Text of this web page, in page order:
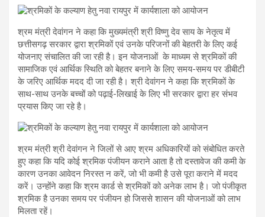
श्रम मंत्री देवांगन ने कहा कि मुख्यमंत्री श्री विष्णु देव साय के नेतृत्व में
छत्तीसगढ़ सरकार द्वारा श्रमिकों एवं उनके परिजनों की बेहतरी के लिए कई
योजनाए संचालित की जा रही है। इन योजनाओं के माध्यम से श्रमिकों की
सामाजिक एवं आर्थिक स्थिति को बेहतर बनाने के लिए समय-समय पर डीबीटी
के जरिए आर्थिक मदद दी जा रही है। श्री देवांगन ने कहा कि श्रमिकों के
साथ-साथ उनके बच्चों को पढ़ाई-लिखाई के लिए भी सरकार द्वारा हर संभव
प्रयास किए जा रहे है।
श्रम मंत्री श्री देवांगन ने जिलों से आए श्रम अधिकारियों को संबोधित करते
हुए कहा कि यदि कोई श्रमिक पंजीयन कराने आता है तो दस्तावेज की कमी के
कारण उनका आवेदन निरस्त न करें, जो भी कमी है उसे पूरा कराने में मदद
करें। उन्होंने कहा कि श्रम कार्ड से श्रमिकों को अनेक लाभ है। जो पंजीकृत
श्रमिक है उनका समय पर पंजीयन हो जिससे शासन की योजनाओं को लाभ
मिलता रहें।